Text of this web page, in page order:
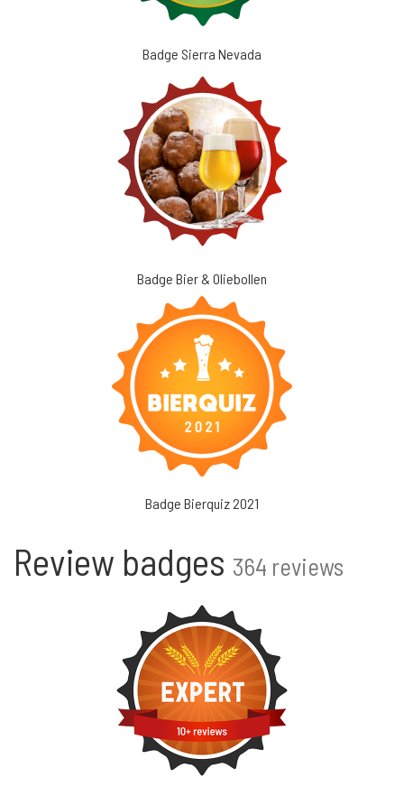
Badge Sierra Nevada
Badge Bier & Oliebollen
Badge Bierquiz 2021
Review badges 364 reviews